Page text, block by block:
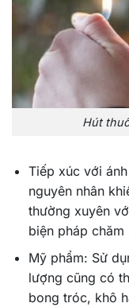
Hút
Tiếp xúc với
nguyên nhân
thường xuyên
biện pháp
Mỹ phẩm: Sử
lượng cũng có
bong tróc, khô